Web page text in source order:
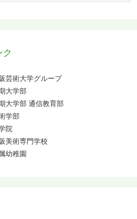
ク
芸術大学グループ
大学部
大学部 通信教育部
学部
院
美術専門学校
幼稚園